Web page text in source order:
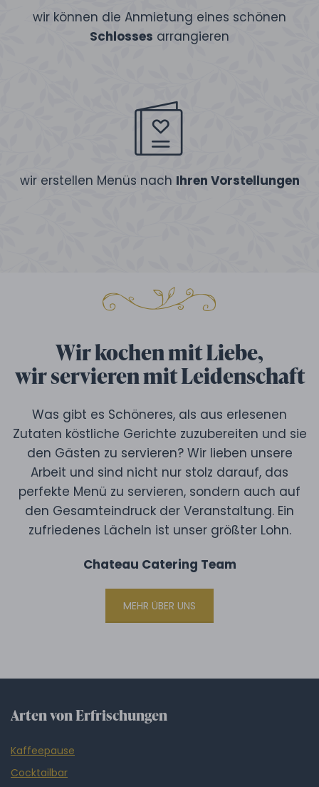
wir können die Anmietung eines schönen
Schlosses arrangieren
wir erstellen Menüs nach Ihren Vorstellungen
Wir kochen mit Liebe,
wir servieren mit Leidenschaft
Was gibt es Schöneres, als aus erlesenen
Zutaten köstliche Gerichte zuzubereiten und sie
den Gästen zu servieren? Wir lieben unsere
Arbeit und sind nicht nur stolz darauf, das
perfekte Menü zu servieren, sondern auch auf
den Gesamteindruck der Veranstaltung. Ein
zufriedenes Lächeln ist unser größter Lohn.
Chateau Catering Team
MEHR ÜBER UNS
Arten von Erfrischungen
Kaffeepause
Cocktailbar